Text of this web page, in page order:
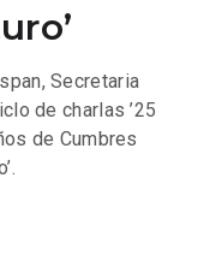
Secretaria
de charlas ’25
de Cumbres